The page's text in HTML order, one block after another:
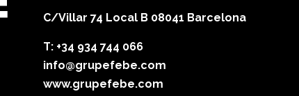
C/Villar 74 Local B 08041 Barcelona
T: +34 934 744 066
info@grupefebe.com
www.grupefebe.com